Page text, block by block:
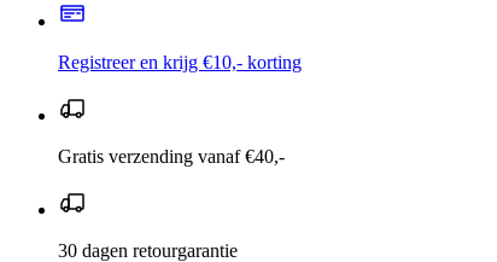
Registreer en krijg €10,- korting
Gratis verzending vanaf €40,-
30 dagen retourgarantie